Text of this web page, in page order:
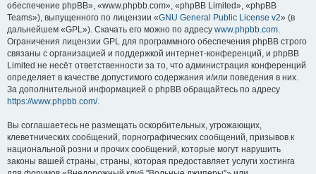
обеспечение phpBB», «www.phpbb.com», «phpBB Limited», «phpBB
Teams»), выпущенного по лицензии «GNU General Public License v2» (в
дальнейшем «GPL»). Скачать его можно по адресу www.phpbb.com.
Ограничения лицензии GPL для программного обеспечения phpBB строго
связаны с организацией и поддержкой интернет-конференций, и phpBB
Limited не несёт ответственности за то, что администрация конференций
определяет в качестве допустимого содержания и/или поведения в них.
За дополнительной информацией о phpBB обращайтесь по адресу
https://www.phpbb.com/.
Вы соглашаетесь не размещать оскорбительных, угрожающих,
клеветнических сообщений, порнографических сообщений, призывов к
национальной розни и прочих сообщений, которые могут нарушить
законы вашей страны, страны, которая предоставляет услуги хостинга